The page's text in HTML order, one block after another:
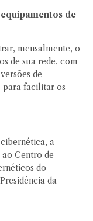
de
mensalmente, o
de sua rede, com
de
para facilitar os
a
Centro de
do
da